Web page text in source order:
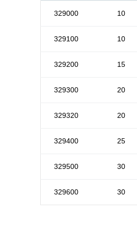
329000 10
329100 10
329200 15
329300 20
329320 20
329400 25
329500 30
329600 30